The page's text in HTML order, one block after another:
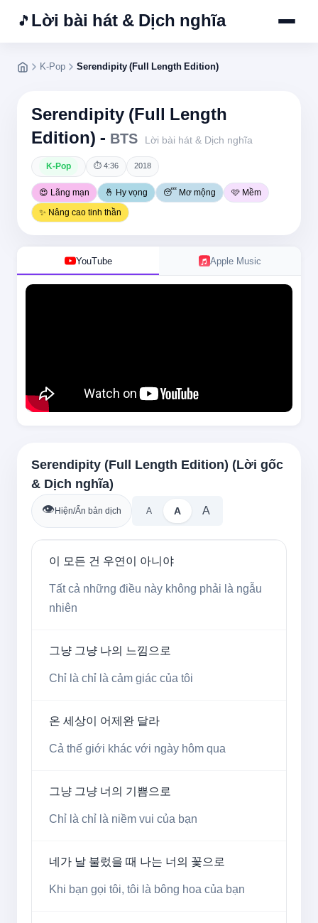
🎵 Lời bài hát & Dịch nghĩa
K-Pop Serendipity (Full Length Edition)
Serendipity (Full Length
Edition) - BTS Lời bài hát & Dịch nghĩa
K-Pop ⏱ 4:36 2018
😍 Lãng mạn 🤞 Hy vọng 😴 Mơ mộng
🩷 Mềm
✨ Nâng cao tinh thần
YouTube Apple Music
Serendipity (Full Length Edition) (Lời gốc
& Dịch nghĩa)
👁️Hiện/Ẩn bản dịch A A A
이 모든 건 우연이 아니야
Tất cả những điều này không phải là ngẫu
nhiên
그냥 그냥 나의 느낌으로
Chỉ là chỉ là cảm giác của tôi
온 세상이 어제완 달라
Cả thế giới khác với ngày hôm qua
그냥 그냥 너의 기쁨으로
Chỉ là chỉ là niềm vui của bạn
네가 날 불렀을 때 나는 너의 꽃으로
Khi bạn gọi tôi, tôi là bông hoa của bạn